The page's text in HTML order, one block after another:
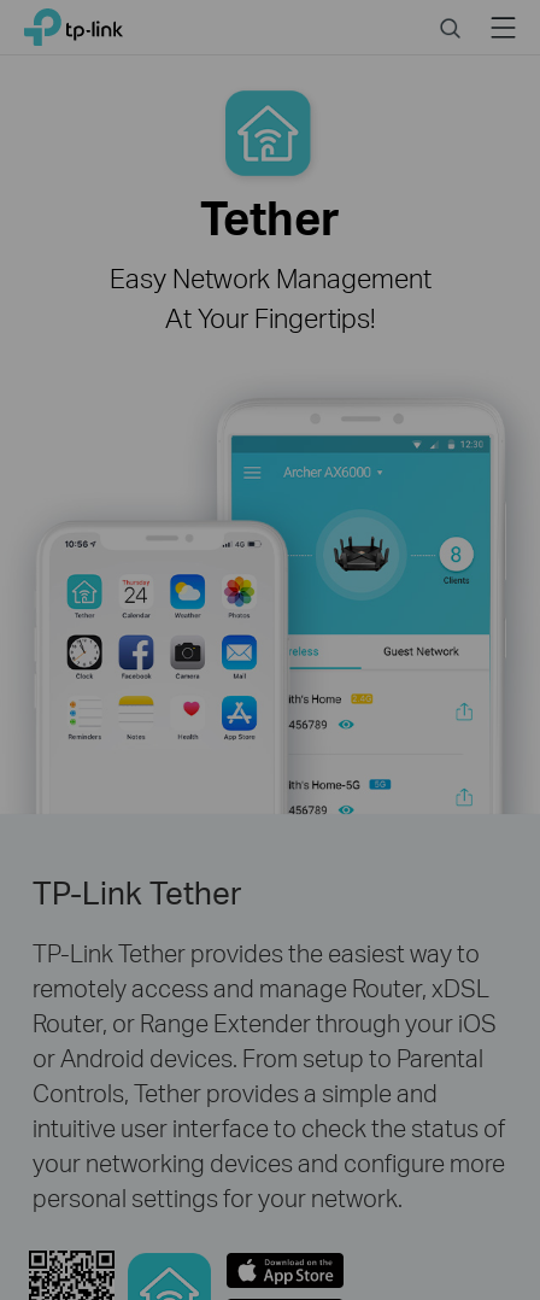
ClickTP-Link, Reliably Smart SearchMenu
Tether
Easy Network Management
At Your Fingertips!
TP-Link Tether
TP-Link Tether provides the easiest way to
remotely access and manage Router, xDSL
Router, or Range Extender through your iOS
or Android devices. From setup to Parental
Controls, Tether provides a simple and
intuitive user interface to check the status of
your networking devices and configure more
personal settings for your network.